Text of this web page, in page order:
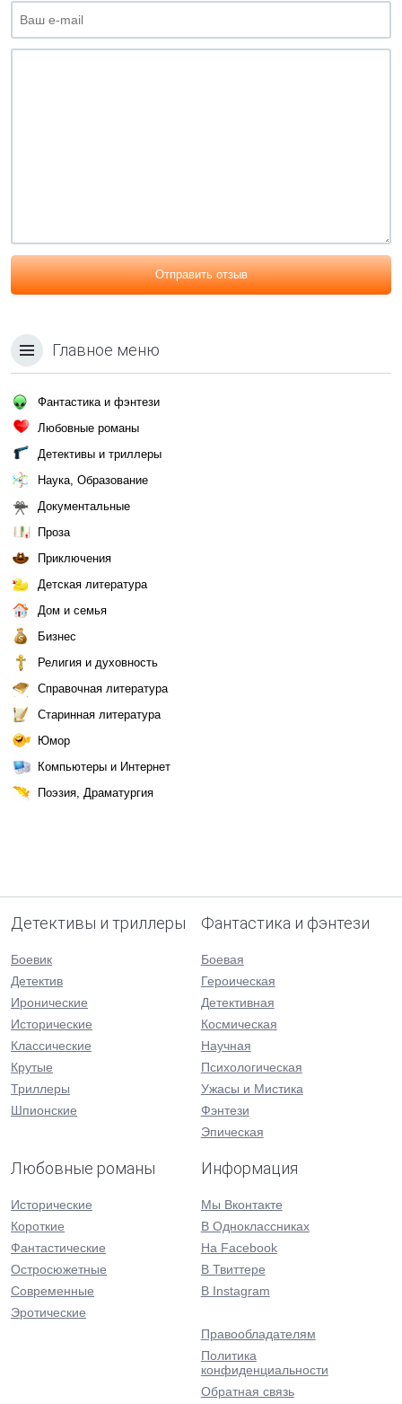
Отправить отзыв
Главное меню
Фантастика и фэнтези
Любовные романы
Детективы и триллеры
Наука, Образование
Документальные
Проза
Приключения
Детская литература
Дом и семья
Бизнес
Религия и духовность
Справочная литература
Старинная литература
Юмор
Компьютеры и Интернет
Поэзия, Драматургия
Детективы и триллеры
Боевик
Детектив
Иронические
Исторические
Классические
Крутые
Триллеры
Шпионские
Фантастика и фэнтези
Боевая
Героическая
Детективная
Космическая
Научная
Психологическая
Ужасы и Мистика
Фэнтези
Эпическая
Любовные романы
Исторические
Короткие
Фантастические
Остросюжетные
Современные
Эротические
Информация
Мы Вконтакте
В Одноклассниках
На Facebook
В Твиттере
В Instagram
Правообладателям
Политика
конфиденциальности
Обратная связь